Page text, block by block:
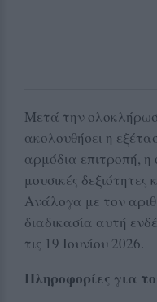
Μετά την
ακολουθήσει η
αρμόδια επιτροπή, η
μουσικές δεξιότητες
Ανάλογα με τον
διαδικασία αυτή
τις 19 Ιουνίου 2026.
Πληροφορίες για